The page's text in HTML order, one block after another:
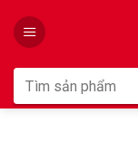
Tìm
kiếm: